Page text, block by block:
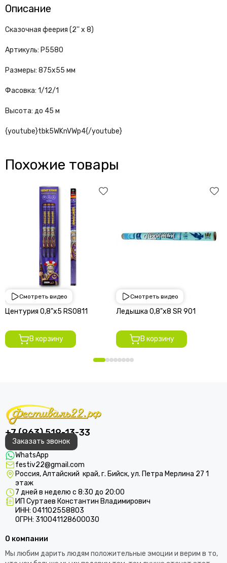
Описание
Сказочная феерия (2'' х 8)
Артикуль: Р5580
Размеры: 875х55 мм
Фасовка: 1/12/1
Высота: до 45 м
{youtube}tbk5WKnVWp4{/youtube}
Похожие товары
Смотреть видео
650 руб
Центурия 0,8"х5 RS0811
В корзину
Смотреть видео
900 руб
Ледышка 0,8"х8 SR 901
В корзину
+7 (963) 519-13-33
Заказать звонок
WhatsApp
festiv22@gmail.com
Россия, Алтайский край, г. Бийск, ул. Петра Мерлина 27 1
этаж
7 дней в неделю с 8:30 до 20:00
ИП Суртаев Константин Владимирович
ИНН: 041102558803
ОГРН: 310041128600030
О компании
Мы любим дарить людям положительные эмоции и верим в то,